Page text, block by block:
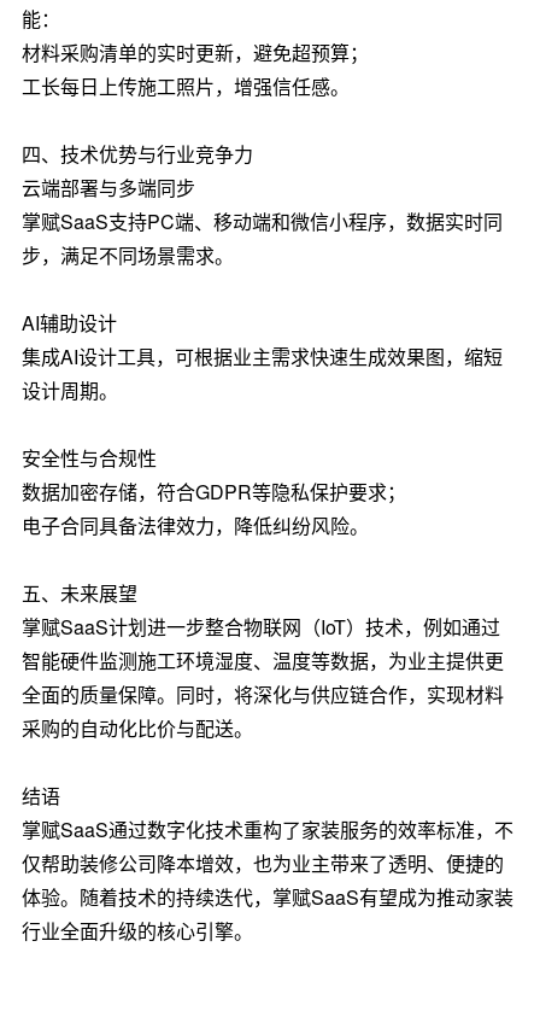
能：
材料采购清单的实时更新，避免超预算；
工长每日上传施工照片，增强信任感。
四、技术优势与行业竞争力
云端部署与多端同步
掌赋SaaS支持PC端、移动端和微信小程序，数据实时同
步，满足不同场景需求。
AI辅助设计
集成AI设计工具，可根据业主需求快速生成效果图，缩短
设计周期。
安全性与合规性
数据加密存储，符合GDPR等隐私保护要求；
电子合同具备法律效力，降低纠纷风险。
五、未来展望
掌赋SaaS计划进一步整合物联网（IoT）技术，例如通过
智能硬件监测施工环境湿度、温度等数据，为业主提供更
全面的质量保障。同时，将深化与供应链合作，实现材料
采购的自动化比价与配送。
结语
掌赋SaaS通过数字化技术重构了家装服务的效率标准，不
仅帮助装修公司降本增效，也为业主带来了透明、便捷的
体验。随着技术的持续迭代，掌赋SaaS有望成为推动家装
行业全面升级的核心引擎。